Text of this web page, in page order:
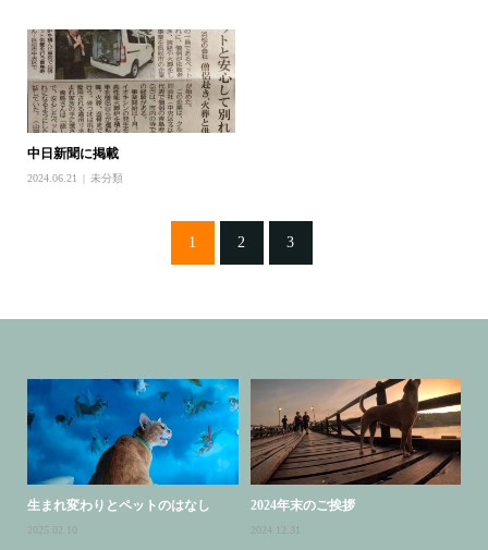
中日新聞に掲載
2024.06.21 未分類
1 2 3
生まれ変わりとペットのはなし
2025.02.10
2024年末のご挨拶
2024.12.31